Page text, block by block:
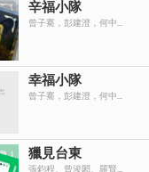
辛福小隊
曾子騫，彭建澄，何中...
幸福小隊
曾子騫，彭建澄，何中...
獵見台東
張鈞程、曾浚閎、羅賢...